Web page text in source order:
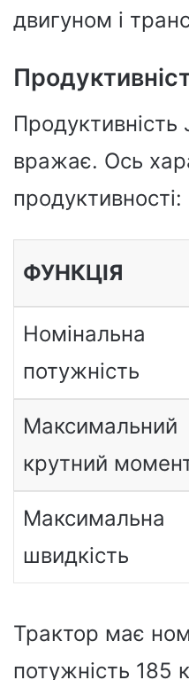
двигуном і
вражає. Ось
продуктивності:
ФУНКЦІЯ
Номінальна
потужність
Максимальний
крутний
Максимальна
швидкість
Трактор має
потужність 185